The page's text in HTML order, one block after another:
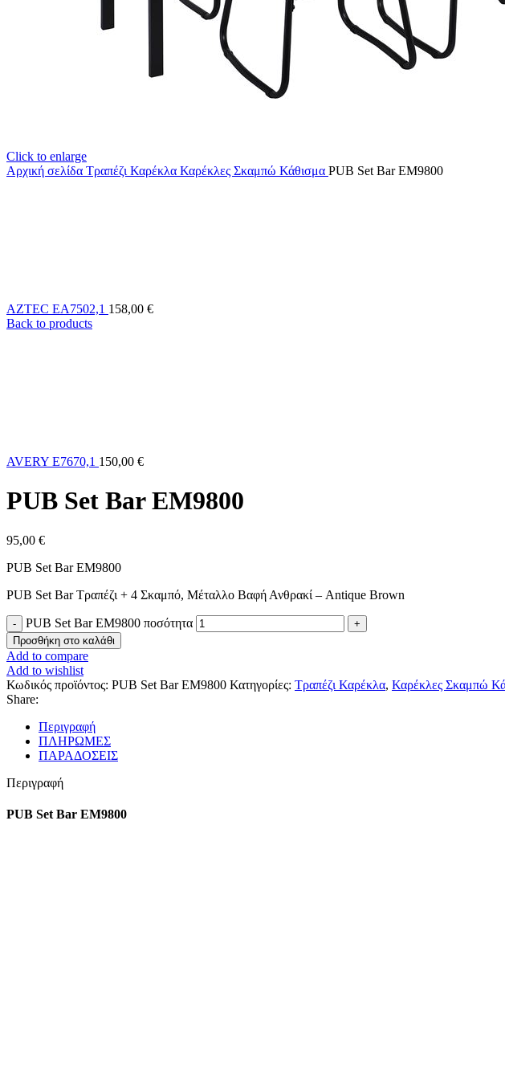
Click to enlarge
Αρχική σελίδα Τραπέζι Καρέκλα Καρέκλες Σκαμπώ Κάθισμα PUB Set Bar EM9800
AZTEC EA7502,1 158,00 €
Back to products
AVERY E7670,1 150,00 €
PUB Set Bar EM9800
95,00 €
PUB Set Bar ΕΜ9800
PUB Set Bar Τραπέζι + 4 Σκαμπό, Μέταλλο Βαφή Ανθρακί – Antique Brown
PUB Set Bar EM9800 ποσότητα
Προσθήκη στο καλάθι
Add to compare
Add to wishlist
Κωδικός προϊόντος: PUB Set Bar EM9800 Κατηγορίες: Τραπέζι Καρέκλα, Καρέκλες Σκαμπώ
Share:
Περιγραφή
ΠΛΗΡΩΜΕΣ
ΠΑΡΑΔΟΣΕΙΣ
Περιγραφή
PUB Set Bar ΕΜ9800